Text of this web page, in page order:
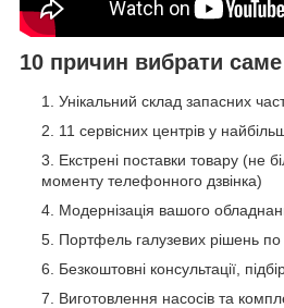
10 причин вибрати
Унікальний склад запасних
11 сервісних центрів у
Екстрені поставки товару (не
моменту телефонного дзвінка)
Модернізація вашого
Портфель галузевих рішень
Безкоштовні консультації,
Виготовлення насосів та